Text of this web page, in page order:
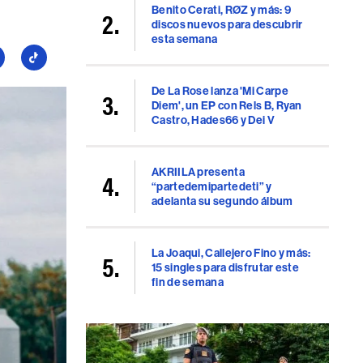
Seguí
Benito Cerati, RØZ y más: 9
discos nuevos para descubrir
esta semana
De La Rose lanza 'Mi Carpe
Diem', un EP con Rels B, Ryan
Castro, Hades66 y Dei V
AKRIILA presenta
“partedemipartedeti” y
adelanta su segundo álbum
La Joaqui, Callejero Fino y más:
15 singles para disfrutar este
fin de semana